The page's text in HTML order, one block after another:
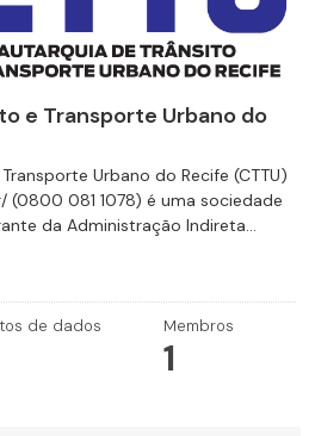
e Transporte Urbano do
Urbano do Recife (CTTU)
(0800 081 1078) é uma sociedade
da Administração Indireta...
de dados Membros
1